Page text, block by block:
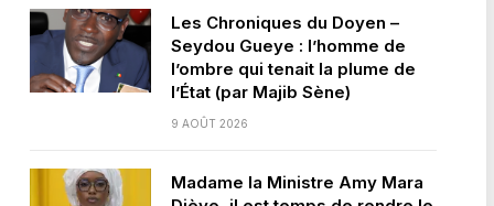
Les Chroniques du Doyen –
Seydou Gueye : l’homme de
l’ombre qui tenait la plume de
l’État (par Majib Sène)
9 AOÛT 2026
Madame la Ministre Amy Mara